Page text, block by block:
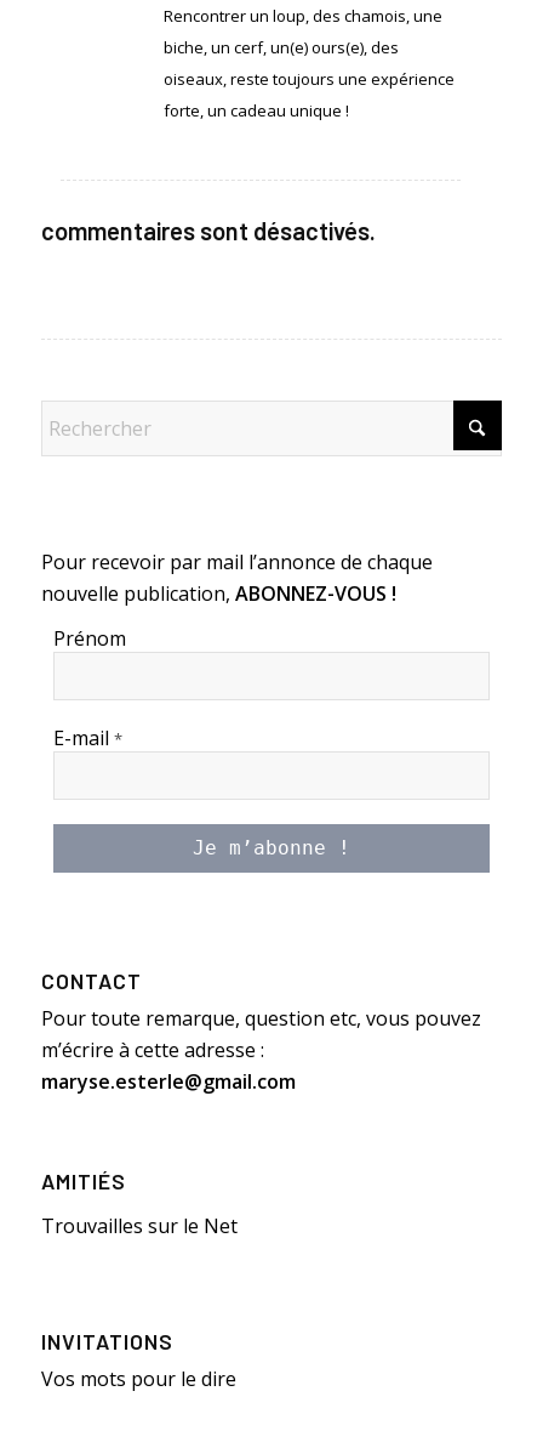
Rencontrer un loup, des chamois, une
biche, un cerf, un(e) ours(e), des
oiseaux, reste toujours une expérience
forte, un cadeau unique !
commentaires sont désactivés.
Pour recevoir par mail l’annonce de chaque
nouvelle publication, ABONNEZ-VOUS !
Prénom
E-mail *
CONTACT
Pour toute remarque, question etc, vous pouvez
m’écrire à cette adresse :
maryse.esterle@gmail.com
AMITIÉS
Trouvailles sur le Net
INVITATIONS
Vos mots pour le dire